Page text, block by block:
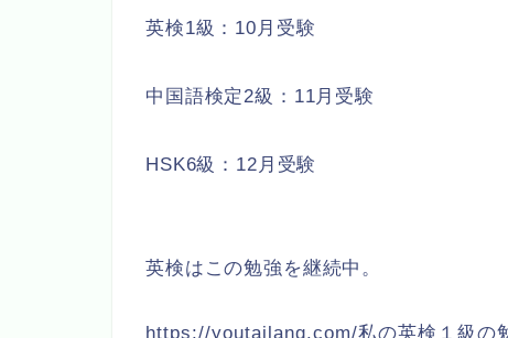
英検1級：10月受験
中国語検定2級：11月受験
HSK6級：12月受験
英検はこの勉強を継続中。
https://youtailang.com/私の英検１級の